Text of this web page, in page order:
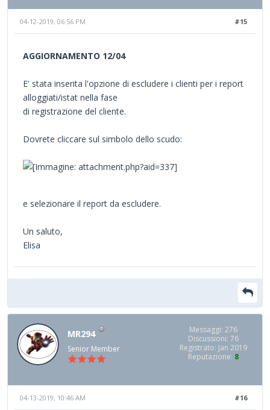
#15
04-12-2019, 06:56 PM
AGGIORNAMENTO 12/04
E' stata inserita l'opzione di escludere i clienti per i report
alloggiati/istat nella fase
di registrazione del cliente.
Dovrete cliccare sul simbolo dello scudo:
e selezionare il report da escludere.
Un saluto,
Elisa
MR294
Senior Member
Messaggi: 276
Discussioni: 76
Registrato: Jan 2019
Reputazione: 8
#16
04-13-2019, 10:46 AM